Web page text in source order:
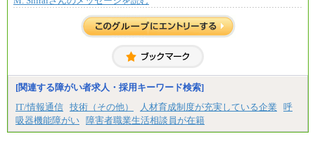
※試用期間中も給与に変更はございません。
＜募集各社・全職種共通＞
月給21万円以上～
※試用期間中の給与に変更はありません。
ます。
[関連する障がい者求人・採用キーワード検索]
IT/情報通信 技術（その他） 人材育成制度が充実している企業
呼
吸器機能障がい 障害者職業生活相談員が在籍